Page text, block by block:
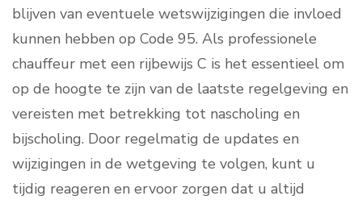
blijven van eventuele wetswijzigingen die invloed
kunnen hebben op Code 95. Als professionele
chauffeur met een rijbewijs C is het essentieel om
op de hoogte te zijn van de laatste regelgeving en
vereisten met betrekking tot nascholing en
bijscholing. Door regelmatig de updates en
wijzigingen in de wetgeving te volgen, kunt u
tijdig reageren en ervoor zorgen dat u altijd